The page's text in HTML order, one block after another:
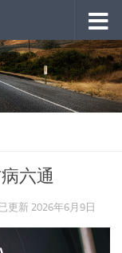
六通
更新 2026年6月9日